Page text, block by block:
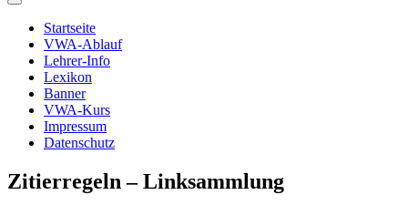
Primäres
Startseite
VWA-Ablauf
Lehrer-Info
Lexikon
Banner
VWA-Kurs
Impressum
Datenschutz
Zitierregeln – Linksammlung